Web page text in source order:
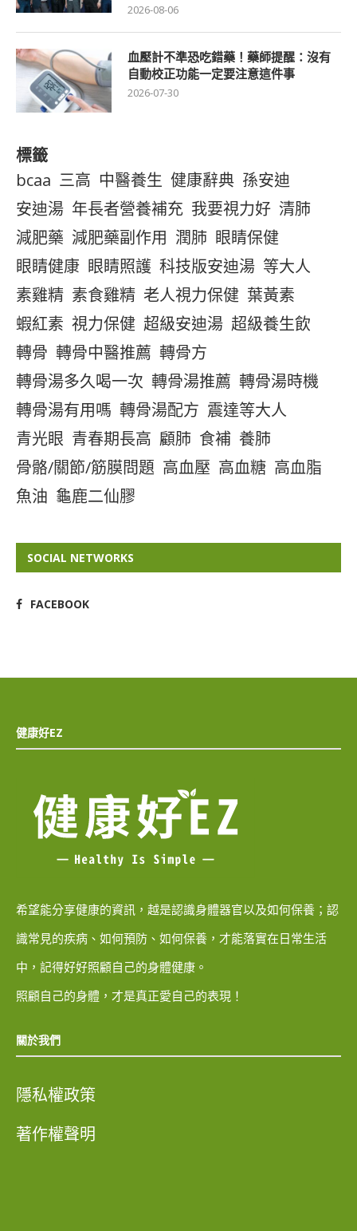
2026-08-06
血壓計不準恐吃錯藥！藥師提醒：沒有
自動校正功能一定要注意這件事
2026-07-30
標籤
bcaa 三高 中醫養生 健康辭典 孫安迪
安迪湯 年長者營養補充 我要視力好 清肺
減肥藥 減肥藥副作用 潤肺 眼睛保健
眼睛健康 眼睛照護 科技版安迪湯 等大人
素雞精 素食雞精 老人視力保健 葉黃素
蝦紅素 視力保健 超級安迪湯 超級養生飲
轉骨 轉骨中醫推薦 轉骨方
轉骨湯多久喝一次 轉骨湯推薦 轉骨湯時機
轉骨湯有用嗎 轉骨湯配方 震達等大人
青光眼 青春期長高 顧肺 食補 養肺
骨骼/關節/筋膜問題 高血壓 高血糖 高血脂
魚油 龜鹿二仙膠
SOCIAL NETWORKS
FACEBOOK
健康好EZ
希望能分享健康的資訊，越是認識身體器官以及如何保養；認
識常見的疾病、如何預防、如何保養，才能落實在日常生活
中，記得好好照顧自己的身體健康。
照顧自己的身體，才是真正愛自己的表現！
關於我們
隱私權政策
著作權聲明